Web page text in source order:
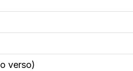
verso)